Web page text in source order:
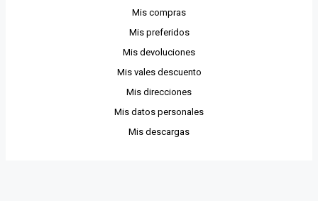
Mis compras
Mis preferidos
Mis devoluciones
Mis vales descuento
Mis direcciones
Mis datos personales
Mis descargas